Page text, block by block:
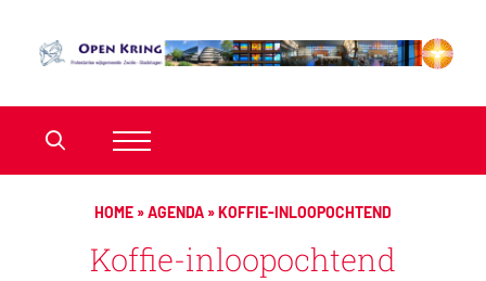
HOME »AGENDA »KOFFIE-INLOOPOCHTEND
Koffie-inloopochtend